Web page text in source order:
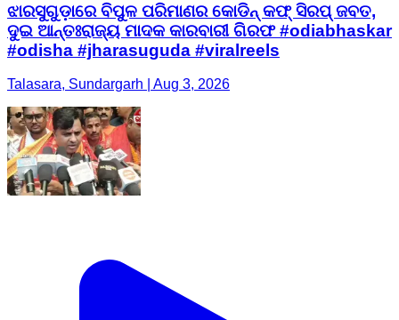
ଝାରସୁଗୁଡ଼ାରେ ବିପୁଳ ପରିମାଣର କୋଡିନ୍ କଫ୍ ସିରପ୍ ଜବତ,
ଦୁଇ ଆନ୍ତଃରାଜ୍ୟ ମାଦକ କାରବାରୀ ଗିରଫ #odiabhaskar
#odisha #jharasuguda #viralreels
Talasara, Sundargarh | Aug 3, 2026